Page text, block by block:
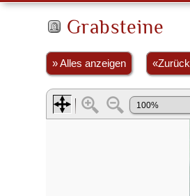
Grabsteine
» Alles anzeigen «Zurück